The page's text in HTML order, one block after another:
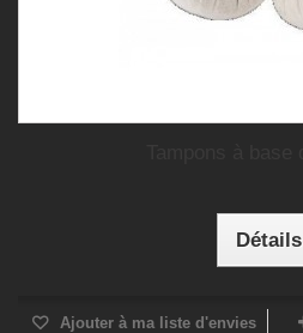
Détails
Ajouter à ma liste d'envies